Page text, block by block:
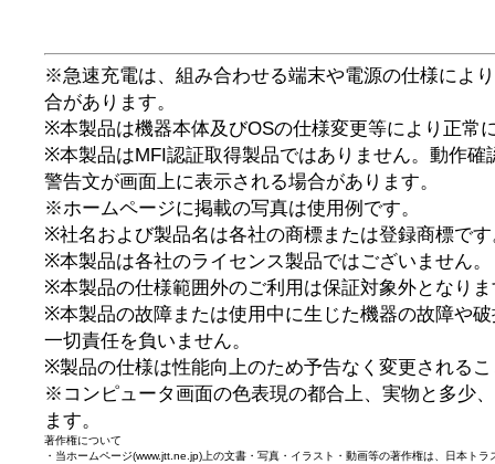
※急速充電は、組み合わせる端末や電源の仕様によ
合があります。
※本製品は機器本体及びOSの仕様変更等により正常
※本製品はMFI認証取得製品ではありません。動作
警告文が画面上に表示される場合があります。
※ホームページに掲載の写真は使用例です。
※社名および製品名は各社の商標または登録商標で
※本製品は各社のライセンス製品ではございません。
※本製品の仕様範囲外のご利用は保証対象外となり
※本製品の故障または使用中に生じた機器の故障や
一切責任を負いません。
※製品の仕様は性能向上のため予告なく変更される
※コンピュータ画面の色表現の都合上、実物と多少
ます。
著作権について
・当ホームページ(www.jtt.ne.jp)上の文書・写真・イラスト・動画等の著作権は、日本ト